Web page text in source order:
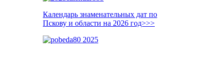
Календарь знаменательных дат по
Пскову и области на 2026 год>>>